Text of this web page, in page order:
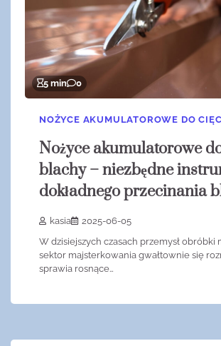
5 min 0
NOŻYCE AKUMULATOROWE DO
Nożyce akumulatorowe
blachy – niezbędne
dokładnego przecinania
kasia
2025-06-05
W dzisiejszych czasach przemysł obróbki
sektor majsterkowania gwałtownie się
sprawia rosnące…